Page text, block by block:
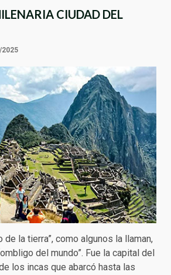
CIUDAD DEL
2025
de la tierra”, como algunos la llaman,
del mundo”. Fue la capital del
los incas que abarcó hasta las